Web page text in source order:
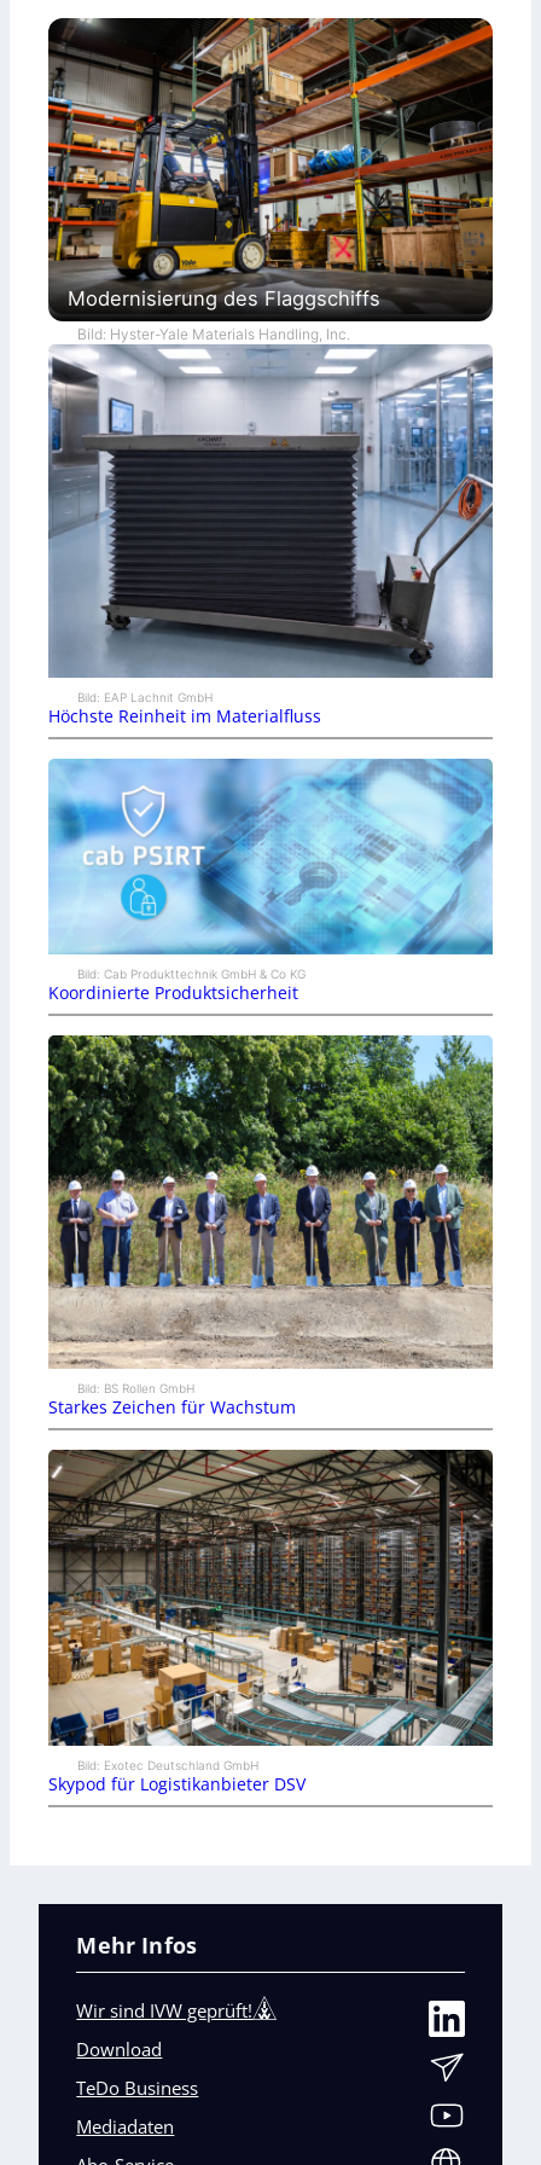
Modernisierung des Flaggschiffs
Bild: Hyster-Yale Materials Handling, Inc.
Bild: EAP Lachnit GmbH
Höchste Reinheit im Materialfluss
Bild: Cab Produkttechnik GmbH & Co KG
Koordinierte Produktsicherheit
Bild: BS Rollen GmbH
Starkes Zeichen für Wachstum
Bild: Exotec Deutschland GmbH
Skypod für Logistikanbieter DSV
Mehr Infos
Wir sind IVW geprüft!
Download
TeDo Business
Mediadaten